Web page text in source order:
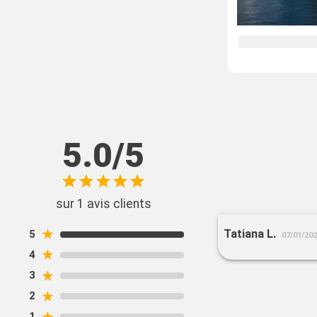
5.0/5
sur 1 avis clients
5 ★
4 ★
3 ★
2 ★
Tatiana L. 07/01/